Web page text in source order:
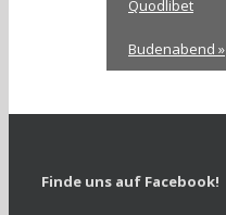
Quodlibet
Budenabend »
Finde uns auf Facebook!